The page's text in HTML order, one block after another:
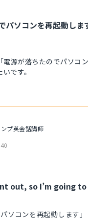
パソコンを再起動しま
源が落ちたのでパソコ
です。
プ英会話講師
out, so I’m going
パソコンを再起動します